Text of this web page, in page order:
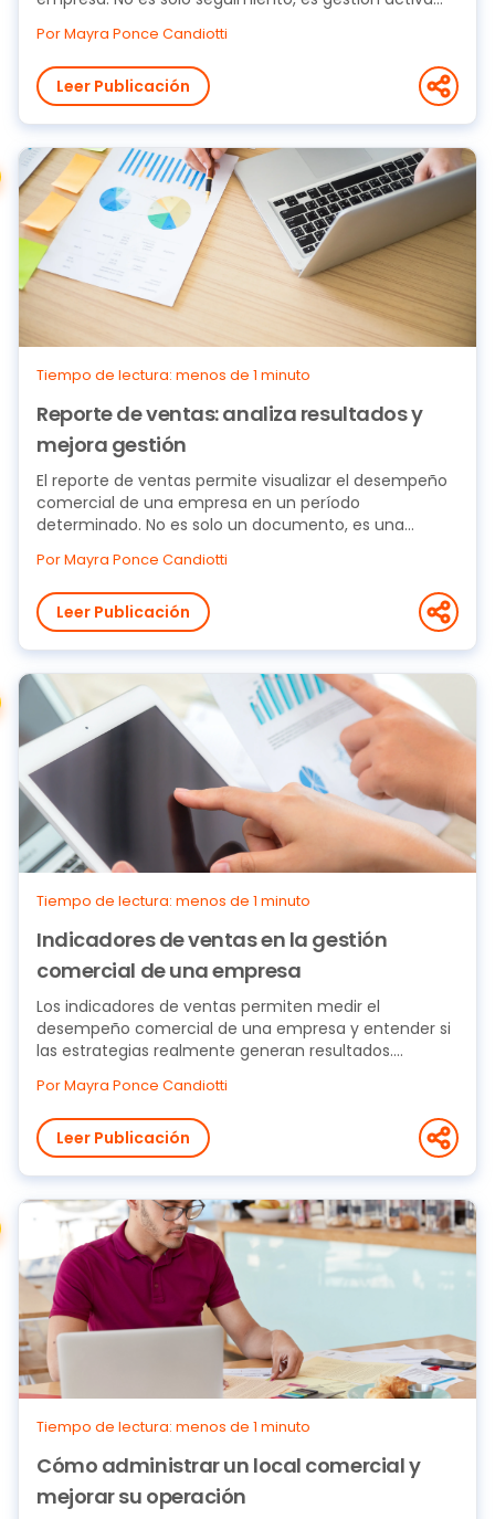
Por Mayra Ponce Candiotti
Leer Publicación
Tiempo de lectura: menos de 1 minuto
Reporte de ventas: analiza resultados y
mejora gestión
El reporte de ventas permite visualizar el desempeño
comercial de una empresa en un período
determinado. No es solo un documento, es una
Por Mayra Ponce Candiotti
Leer Publicación
Tiempo de lectura: menos de 1 minuto
Indicadores de ventas en la gestión
comercial de una empresa
Los indicadores de ventas permiten medir el
desempeño comercial de una empresa y entender si
las estrategias realmente generan resultados.
Por Mayra Ponce Candiotti
Leer Publicación
Tiempo de lectura: menos de 1 minuto
Cómo administrar un local comercial y
mejorar su operación